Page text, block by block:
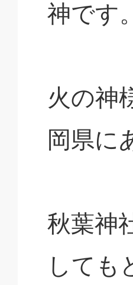
神です。
火の神
岡県に
秋葉神
しても